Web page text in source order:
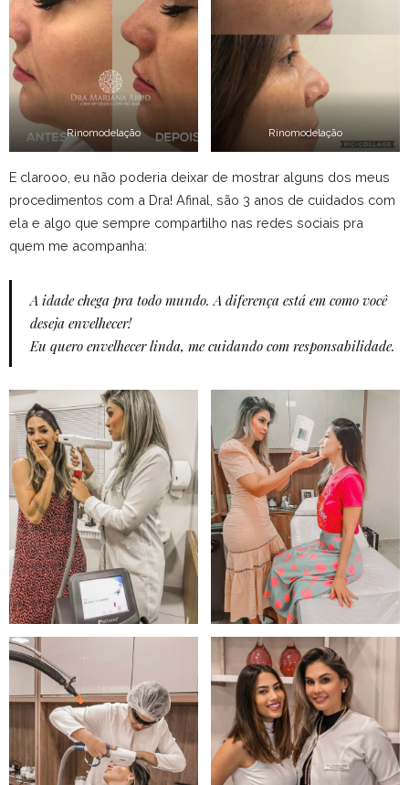
Rinomodelação Rinomodelação
E clarooo, eu não poderia deixar de mostrar alguns dos meus
procedimentos com a Dra! Afinal, são 3 anos de cuidados com
ela e algo que sempre compartilho nas redes sociais pra
quem me acompanha:
A idade chega pra todo mundo. A diferença está em como você
deseja envelhecer!
Eu quero envelhecer linda, me cuidando com responsabilidade.